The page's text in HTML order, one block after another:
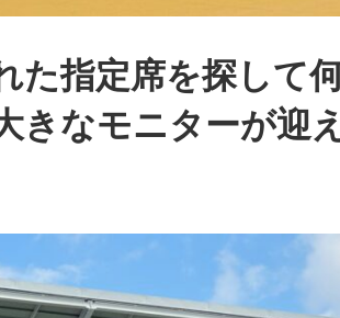
業
株
式
会
社
た指定席を探して
きなモニターが迎